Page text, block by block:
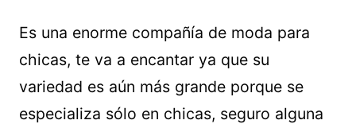
Es una enorme compañía de moda para
chicas, te va a encantar ya que su
variedad es aún más grande porque se
especializa sólo en chicas, seguro alguna